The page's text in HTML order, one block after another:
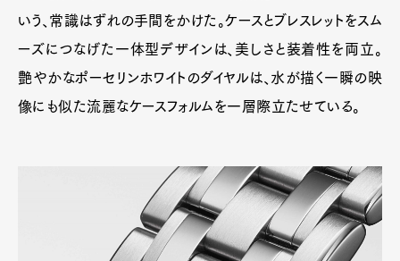
いう、常識はずれの手間をかけた。ケースとブレスレットをスム
ーズにつなげた一体型デザインは、美しさと装着性を両立。
艶やかなポーセリンホワイトのダイヤルは、水が描く一瞬の映
像にも似た流麗なケースフォルムを一層際立たせている。